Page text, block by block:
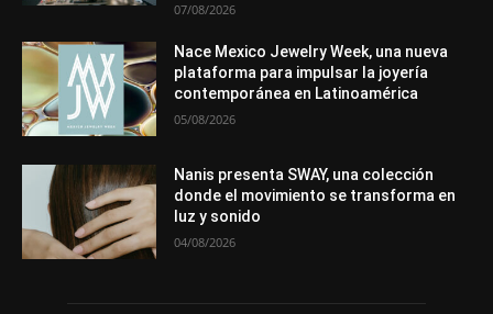
07/08/2026
Nace Mexico Jewelry Week, una nueva
plataforma para impulsar la joyería
contemporánea en Latinoamérica
05/08/2026
Nanis presenta SWAY, una colección
donde el movimiento se transforma en
luz y sonido
04/08/2026